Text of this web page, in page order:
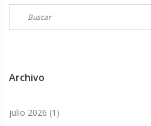
Archivo
julio 2026 (1)